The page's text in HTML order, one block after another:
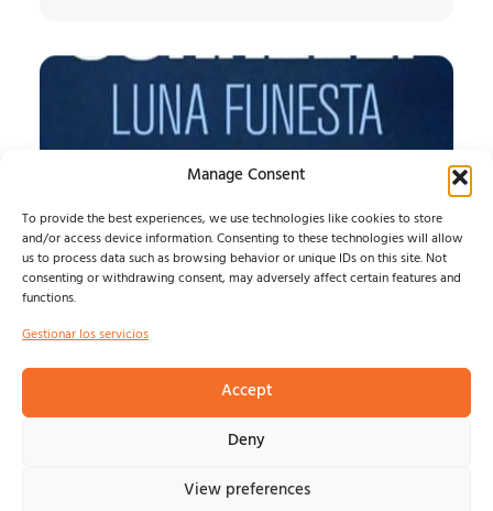
Manage Consent
To provide the best experiences, we use technologies like cookies to store
and/or access device information. Consenting to these technologies will allow
us to process data such as browsing behavior or unique IDs on this site. Not
consenting or withdrawing consent, may adversely affect certain features and
functions.
Gestionar los servicios
Accept
Deny
View preferences
LUNA FUNESTA
agosto 7, 2026
POLÍTICA DE PRIVACIDAD Y